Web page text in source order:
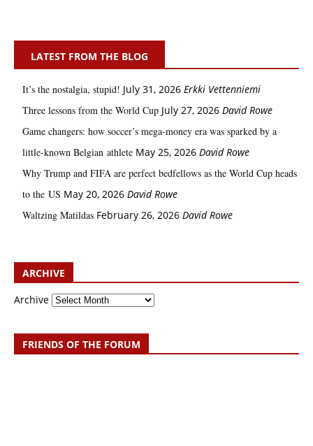
LATEST FROM THE BLOG
It’s the nostalgia, stupid! July 31, 2026 Erkki Vetten­­niemi
Three lessons from the World Cup July 27, 2026 David Rowe
Game changers: how soccer’s mega‑money era was sparked by a
little‑known Belgian athlete May 25, 2026 David Rowe
Why Trump and FIFA are perfect bedfellows as the World Cup heads
to the US May 20, 2026 David Rowe
Waltzing Matildas February 26, 2026 David Rowe
ARCHIVE
Archive
FRIENDS OF THE FORUM